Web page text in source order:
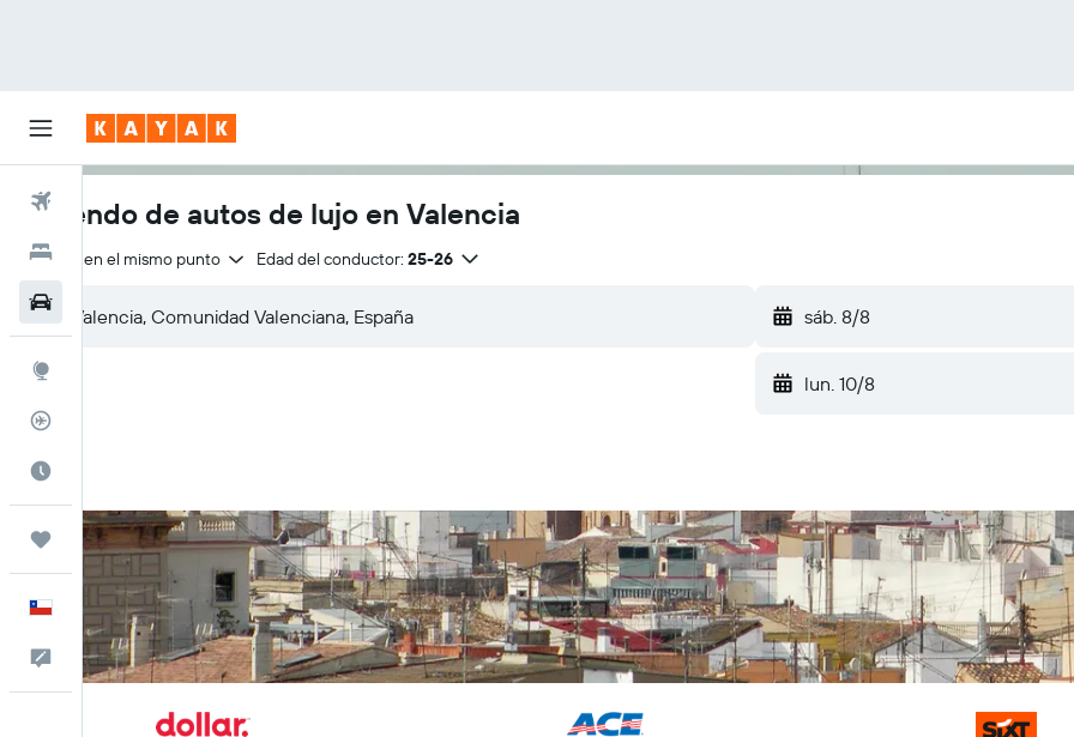
Vuelos
Hoteles
Trips
Español
Comentarios
Arriendo de autos de lujo en Valencia
Entrega en el mismo punto Edad del conductor: 25-26
sáb. 8/8
lun. 10/8